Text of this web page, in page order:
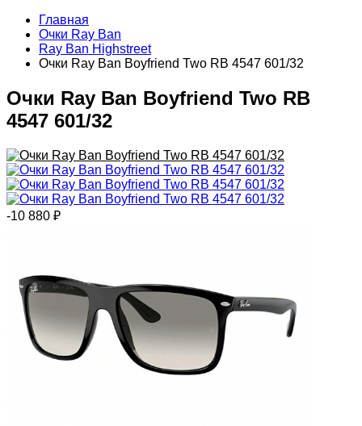
Главная
Очки Ray Ban
Ray Ban Highstreet
Очки Ray Ban Boyfriend Two RB 4547 601/32
Очки Ray Ban Boyfriend Two RB
4547 601/32
-10 880 ₽